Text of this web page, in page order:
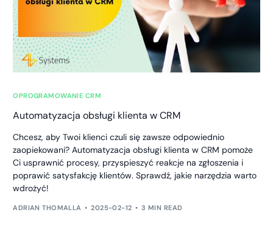
OPROGRAMOWANIE CRM
Automatyzacja obsługi klienta w CRM
Chcesz, aby Twoi klienci czuli się zawsze odpowiednio
zaopiekowani? Automatyzacja obsługi klienta w CRM pomoże
Ci usprawnić procesy, przyspieszyć reakcje na zgłoszenia i
poprawić satysfakcję klientów. Sprawdź, jakie narzędzia warto
wdrożyć!
ADRIAN THOMALLA 2025-02-12 3 MIN READ